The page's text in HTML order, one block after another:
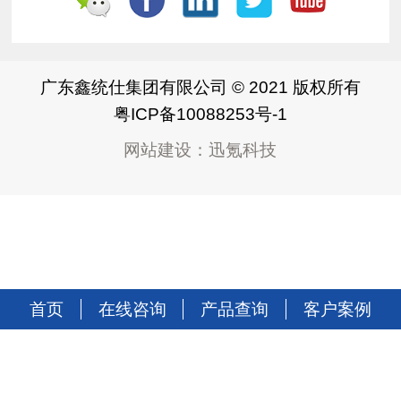
广东鑫统仕集团有限公司 © 2021 版权所有
粤ICP备10088253号-1
网站建设 ：迅氪科技
首页 在线咨询 产品查询 客户案例